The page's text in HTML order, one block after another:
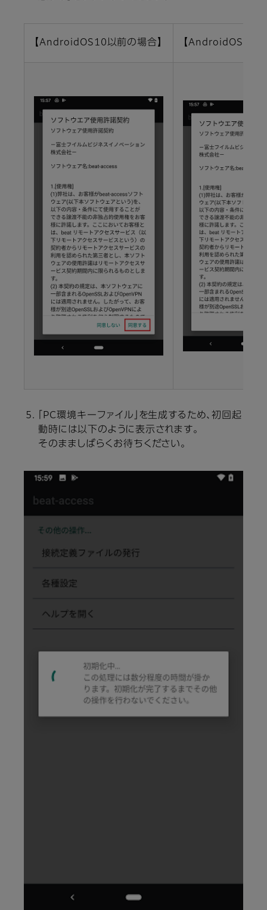
【AndroidOS10以前の場合】 【
「PC環境キーファイル」を生成するため、初回起
動時には以下のように表示されます。
そのまましばらくお待ちください。